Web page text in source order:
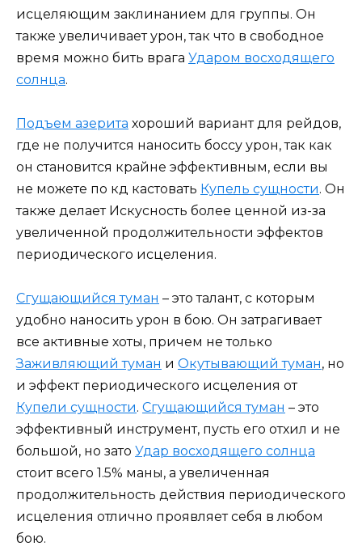
исцеляющим заклинанием для группы. Он
также увеличивает урон, так что в свободное
время можно бить врага Ударом восходящего
солнца.
Подъем азерита хороший вариант для рейдов,
где не получится наносить боссу урон, так как
он становится крайне эффективным, если вы
не можете по кд кастовать Купель сущности. Он
также делает Искусность более ценной из-за
увеличенной продолжительности эффектов
периодического исцеления.
Сгущающийся туман – это талант, с которым
удобно наносить урон в бою. Он затрагивает
все активные хоты, причем не только
Заживляющий туман и Окутывающий туман, но
и эффект периодического исцеления от
Купели сущности. Сгущающийся туман – это
эффективный инструмент, пусть его отхил и не
большой, но зато Удар восходящего солнца
стоит всего 1.5% маны, а увеличенная
продолжительность действия периодического
исцеления отлично проявляет себя в любом
бою.